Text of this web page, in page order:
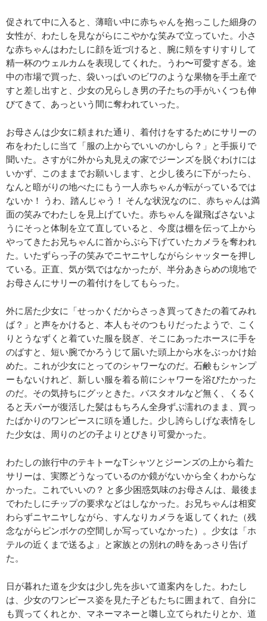
促されて中に入ると、薄暗い中に赤ちゃんを抱っこした細身の
女性が、わたしを見ながらにこやかな笑みで立っていた。小さ
な赤ちゃんはわたしに顔を近づけると、腕に頬をすりすりして
精一杯のウェルカムを表現してくれた。うわ〜可愛すぎる。途
中の市場で買った、袋いっぱいのビワのような果物を手土産で
すと差し出すと、少女の兄らしき男の子たちの手がいくつも伸
びてきて、あっという間に奪われていった。
お母さんは少女に頼まれた通り、着付けをするためにサリーの
布をわたしに当て「服の上からでいいのかしら？」と手振りで
聞いた。さすがに外から丸見えの家でジーンズを脱ぐわけには
いかず、このままでお願いします、と少し後ろに下がったら、
なんと暗がりの地べたにもう一人赤ちゃんが転がっているでは
ないか！ うわ、踏んじゃう！ そんな状況なのに、赤ちゃんは満
面の笑みでわたしを見上げていた。赤ちゃんを蹴飛ばさないよ
うにそっと体制を立て直していると、今度は棚を伝って上から
やってきたお兄ちゃんに首からぶら下げていたカメラを奪われ
た。いたずらっ子の笑みでニヤニヤしながらシャッターを押し
ている。正直、気が気ではなかったが、半分あきらめの境地で
お母さんにサリーの着付けをしてもらった。
外に居た少女に「せっかくだからさっき買ってきたの着てみれ
ば？」と声をかけると、本人もそのつもりだったようで、こく
りとうなずくと着ていた服を脱ぎ、そこにあったホースに手を
のばすと、短い腕でかろうじて届いた頭上から水をぶっかけ始
めた。これが少女にとってのシャワーなのだ。石鹸もシャンプ
ーもないけれど、新しい服を着る前にシャワーを浴びたかった
のだ。その気持ちにグッときた。バスタオルなど無く、くるく
ると天パーが復活した髪はもちろん全身ずぶ濡れのまま、買っ
たばかりのワンピースに頭を通した。少し誇らしげな表情をし
た少女は、周りのどの子よりとびきり可愛かった。
わたしの旅行中のテキトーなTシャツとジーンズの上から着た
サリーは、実際どうなっているのか鏡がないから全くわからな
かった。これでいいの？ と多少困惑気味のお母さんは、最後ま
でわたしにチップの要求などはしなかった。お兄ちゃんは相変
わらずニヤニヤしながら、すんなりカメラを返してくれた（残
念ながらピンボケの空間しか写っていなかった）。少女は「ホ
テルの近くまで送るよ」と家族との別れの時をあっさり告げ
た。
日が暮れた道を少女は少し先を歩いて道案内をした。わたし
は、少女のワンピース姿を見た子どもたちに囲まれて、自分に
も買ってくれとか、マネーマネーと囃し立てられたりとか、道